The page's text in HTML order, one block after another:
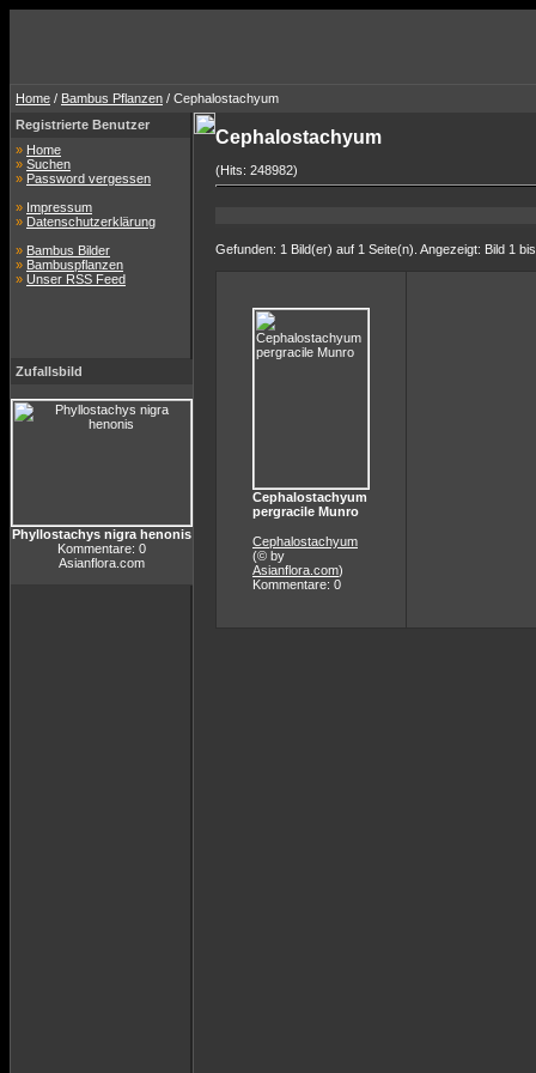
Home / Bambus Pflanzen / Cephalostachyum
Registrierte Benutzer
» Home
» Suchen
» Password vergessen
» Impressum
» Datenschutzerklärung
» Bambus Bilder
» Bambuspflanzen
» Unser RSS Feed
Zufallsbild
Phyllostachys nigra henonis
Kommentare: 0
Asianflora.com
Cephalostachyum
(Hits: 248982)
Gefunden: 1 Bild(er) auf 1 Seite(n). Angezeigt: Bild 1
Cephalostachyum
pergracile Munro
Cephalostachyum
(© by
Asianflora.com)
Kommentare: 0